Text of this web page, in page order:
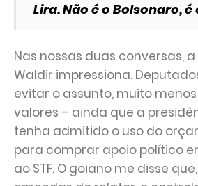
Lira. Não é o Bolsonaro, é
Nas nossas duas conversas,
Waldir impressiona.
evitar o assunto, muito
valores – ainda que a
tenha admitido o uso do
para comprar apoio político
ao STF. O goiano me disse